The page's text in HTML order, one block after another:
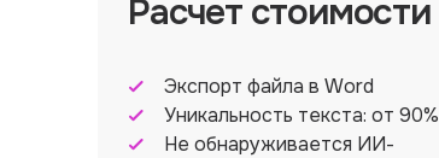
Расчет стоимости
Экспорт файла в Word
Уникальность текста: от 90%
Не обнаруживается ИИ-